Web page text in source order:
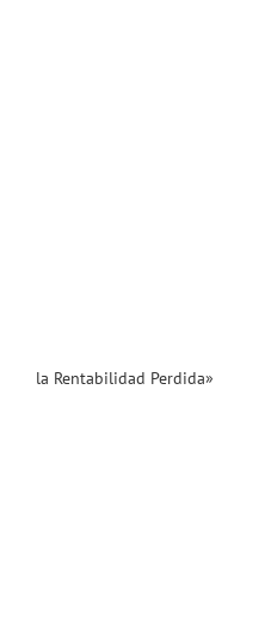
la Rentabilidad Perdida»